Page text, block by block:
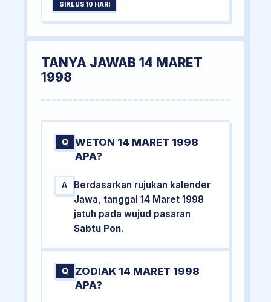
SIKLUS 10 HARI
TANYA JAWAB 14 MARET
1998
Q
WETON 14 MARET 1998
APA?
A
Berdasarkan rujukan kalender
Jawa, tanggal 14 Maret 1998
jatuh pada wujud pasaran
Sabtu Pon.
Q
ZODIAK 14 MARET 1998
APA?